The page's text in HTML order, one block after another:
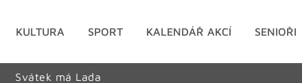
KULTURA SPORT KALENDÁŘ AKCÍ SENIOŘI
Svátek má Lada